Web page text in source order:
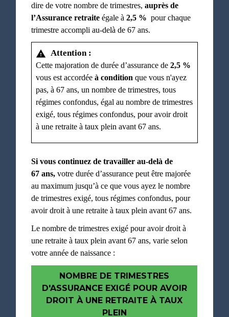
dire de votre nombre de trimestres,auprès de
l’Assurance retraite égale à2,5 % pour chaque
trimestre accompli au-delà de 67 ans.
warning Attention :
Cette majoration de durée d’assurance de2,5 %
vous est accordéeà condition que vous n'ayez
pas, à 67 ans, un nombre de trimestres, tous
régimes confondus, égal au nombre de trimestres
exigé, tous régimes confondus, pour avoir droit
à une retraite à taux plein avant 67 ans.
Si vous continuez de travailler au-delà de
67 ans, votre durée d’assurance peut être majorée
au maximum jusqu’à ce que vous ayez le nombre
de trimestres exigé, tous régimes confondus, pour
avoir droit à une retraite à taux plein avant 67 ans.
Le nombre de trimestres exigé pour avoir droit à
une retraite à taux plein avant 67 ans, varie selon
votre année de naissance :
NOMBRE DE TRIMESTRES
D'ASSURANCE EXIGÉ POUR AVOIR
DROIT À UNE RETRAITE À TAUX
PLEIN